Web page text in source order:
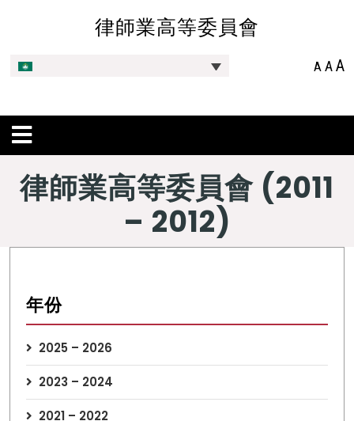
律師業高等委員會
A AA
律師業高等委員會 (2011
– 2012)
年份
2025 – 2026
2023 – 2024
2021 – 2022